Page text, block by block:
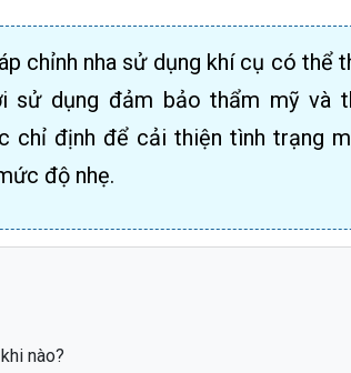
chỉnh nha sử dụng khí cụ có thể
sử dụng đảm bảo thẩm mỹ và
chỉ định để cải thiện tình trạng
độ nhẹ.
nào?